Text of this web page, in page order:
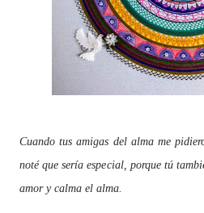
Cuando tus amigas del alma me
noté que sería especial, porque tú
amor y calma el alma.